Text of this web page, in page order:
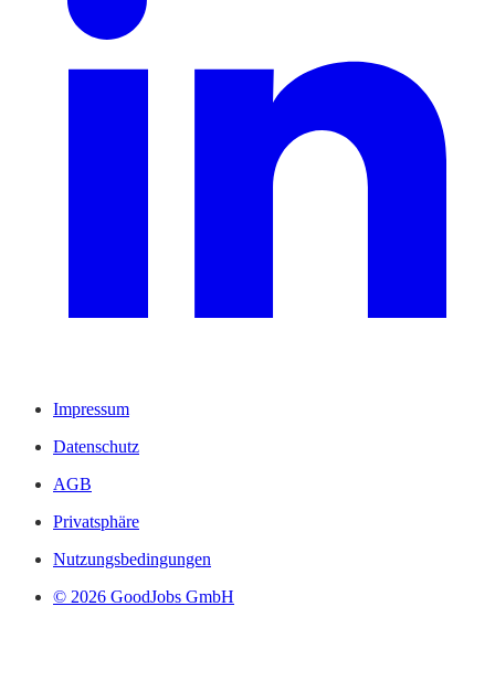
Impressum
Datenschutz
AGB
Privatsphäre
Nutzungsbedingungen
© 2026 GoodJobs GmbH